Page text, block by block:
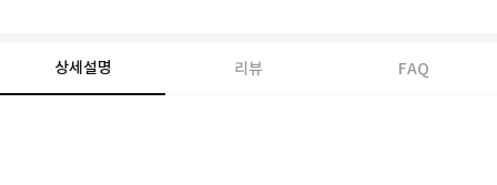
상세설명 리뷰 FAQ